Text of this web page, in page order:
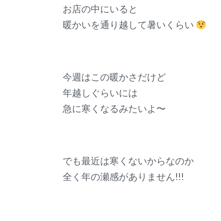
お店の中にいると
暖かいを通り越して暑いくらい
今週はこの暖かさだけど
年越しぐらいには
急に寒くなるみたいよ〜
でも最近は寒くないからなのか
全く年の瀬感がありません!!!